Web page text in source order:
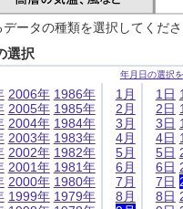
ータの種類を選択してくだ
選択
年月日の選択
2006年
2005年
2004年
2003年
2002年
2001年
2000年
1999年
1986年
1985年
1984年
1983年
1982年
1981年
1980年
1979年
1月
2月
3月
4月
5月
6月
7月
8月
1日
2日
3日
4日
5日
6日
7日
8日